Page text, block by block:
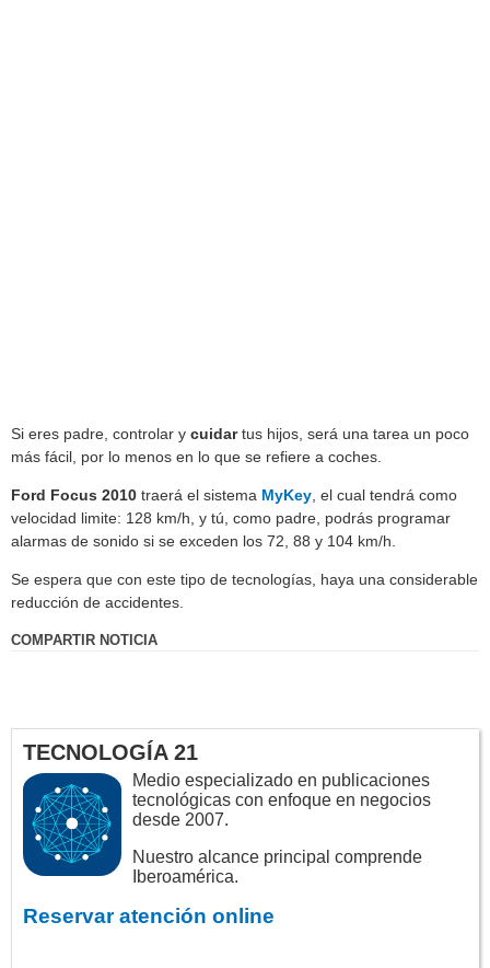
Si eres padre, controlar y cuidartus hijos, será una tarea un poco
más fácil, por lo menos en lo que se refiere a coches.
Ford Focus 2010 traerá el sistema MyKey , el cual tendrá como
velocidad limite: 128 km/h, y tú, como padre, podrás programar
alarmas de sonido si se exceden los 72, 88 y 104 km/h.
Se espera que con este tipo de tecnologías, haya una considerable
reducción de accidentes.
COMPARTIR NOTICIA
TECNOLOGÍA 21
Medio especializado en publicaciones
tecnológicas con enfoque en negocios
desde 2007.
Nuestro alcance principal comprende
Iberoamérica.
Reservar atención online